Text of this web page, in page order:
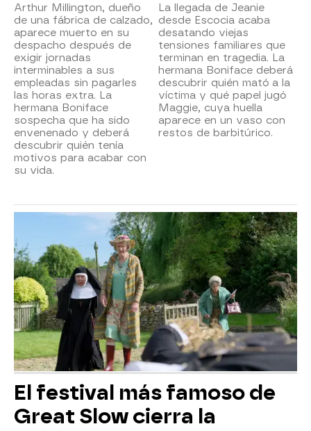
Arthur Millington, dueño
de una fábrica de calzado,
aparece muerto en su
despacho después de
exigir jornadas
interminables a sus
empleadas sin pagarles
las horas extra. La
hermana Boniface
sospecha que ha sido
envenenado y deberá
descubrir quién tenía
motivos para acabar con
su vida.
La llegada de Jeanie
desde Escocia acaba
desatando viejas
tensiones familiares que
terminan en tragedia. La
hermana Boniface deberá
descubrir quién mató a la
víctima y qué papel jugó
Maggie, cuya huella
aparece en un vaso con
restos de barbitúrico.
El festival más famoso de
Great Slow cierra la